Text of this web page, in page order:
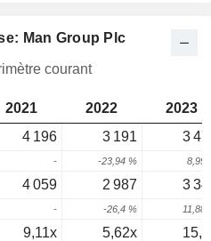
Man Group Plc
courant
2021 2022
2023
4 196 3 191 3
- -23,94 % 8,99
4 059 2 987 3
- -26,4 % 11,88
9,11x 5,62x